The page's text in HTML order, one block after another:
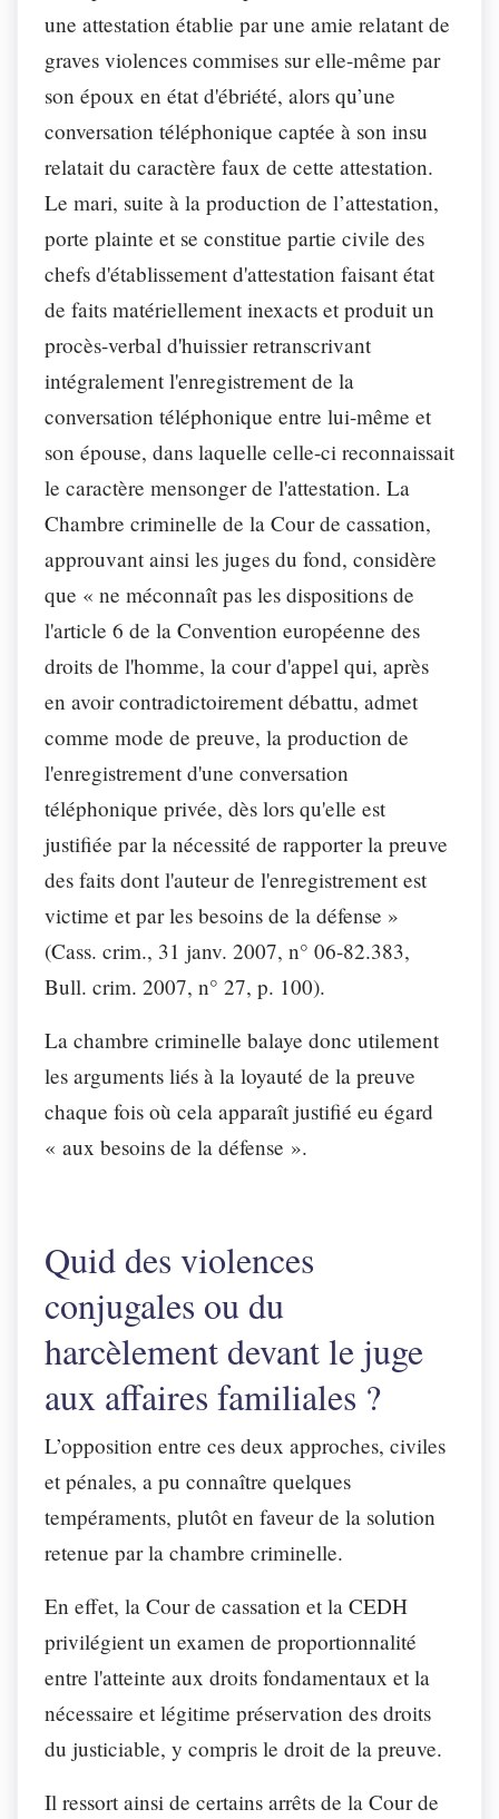
une attestation établie par une amie relatant de
graves violences commises sur elle-même par
son époux en état d'ébriété, alors qu’une
conversation téléphonique captée à son insu
relatait du caractère faux de cette attestation.
Le mari, suite à la production de l’attestation,
porte plainte et se constitue partie civile des
chefs d'établissement d'attestation faisant état
de faits matériellement inexacts et produit un
procès-verbal d'huissier retranscrivant
intégralement l'enregistrement de la
conversation téléphonique entre lui-même et
son épouse, dans laquelle celle-ci reconnaissait
le caractère mensonger de l'attestation. La
Chambre criminelle de la Cour de cassation,
approuvant ainsi les juges du fond, considère
que « ne méconnaît pas les dispositions de
l'article 6 de la Convention européenne des
droits de l'homme, la cour d'appel qui, après
en avoir contradictoirement débattu, admet
comme mode de preuve, la production de
l'enregistrement d'une conversation
téléphonique privée, dès lors qu'elle est
justifiée par la nécessité de rapporter la preuve
des faits dont l'auteur de l'enregistrement est
victime et par les besoins de la défense »
(Cass. crim., 31 janv. 2007, n° 06-82.383,
Bull. crim. 2007, n° 27, p. 100).
La chambre criminelle balaye donc utilement
les arguments liés à la loyauté de la preuve
chaque fois où cela apparaît justifié eu égard
« aux besoins de la défense ».
Quid des violences
conjugales ou du
harcèlement devant le juge
aux affaires familiales ?
L’opposition entre ces deux approches, civiles
et pénales, a pu connaître quelques
tempéraments, plutôt en faveur de la solution
retenue par la chambre criminelle.
En effet, la Cour de cassation et la CEDH
privilégient un examen de proportionnalité
entre l'atteinte aux droits fondamentaux et la
nécessaire et légitime préservation des droits
du justiciable, y compris le droit de la preuve.
Il ressort ainsi de certains arrêts de la Cour de